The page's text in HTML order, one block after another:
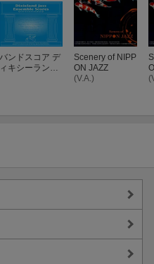
ック・ピアノ/ドラム/パーカッ
バンドスコア デ
ィキシーラン
Scenery of NIPP
ON JAZZ
(V.A.)